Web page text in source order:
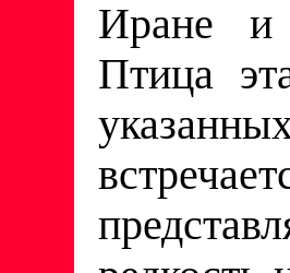
Иране и
Птица